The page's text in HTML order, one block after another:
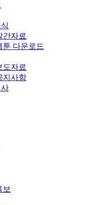
간자료
툰 다운로드
도자료
지사항
보